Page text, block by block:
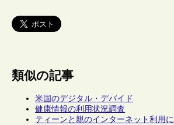
類似の記事
米国のデジタル・デバイド
健康情報の利用状況調査
ティーンと親のインターネット利用に